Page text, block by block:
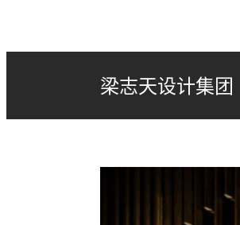
梁志天设计集团